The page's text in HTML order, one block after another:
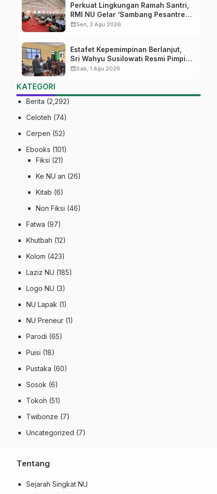
Perkuat Lingkungan Ramah Santri,
RMI NU Gelar ‘Sambang Pesantren’
di Pati
calendar_monthSen, 3 Agu 2026
Estafet Kepemimpinan Berlanjut,
Sri Wahyu Susilowati Resmi Pimpin
MTs Ma’arif Sapuran
calendar_monthSab, 1 Agu 2026
KATEGORI
Berita (2,292)
Celoteh (74)
Cerpen (52)
Ebooks (101)
Fiksi (21)
Ke NU an (26)
Kitab (6)
Non Fiksi (46)
Fatwa (97)
Khutbah (12)
Kolom (423)
Laziz NU (185)
Logo NU (3)
NU Lapak (1)
NU Preneur (1)
Parodi (65)
Puisi (18)
Pustaka (60)
Sosok (6)
Tokoh (51)
Twibonze (7)
Uncategorized (7)
Tentang
Sejarah Singkat NU